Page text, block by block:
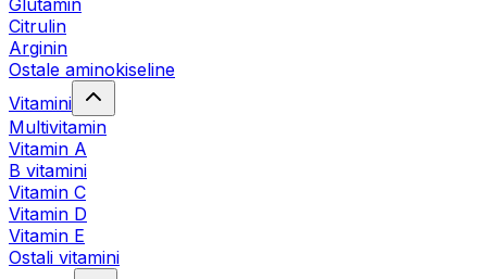
Glutamin
Citrulin
Arginin
Ostale aminokiseline
Vitamini
Multivitamin
Vitamin A
B vitamini
Vitamin C
Vitamin D
Vitamin E
Ostali vitamini